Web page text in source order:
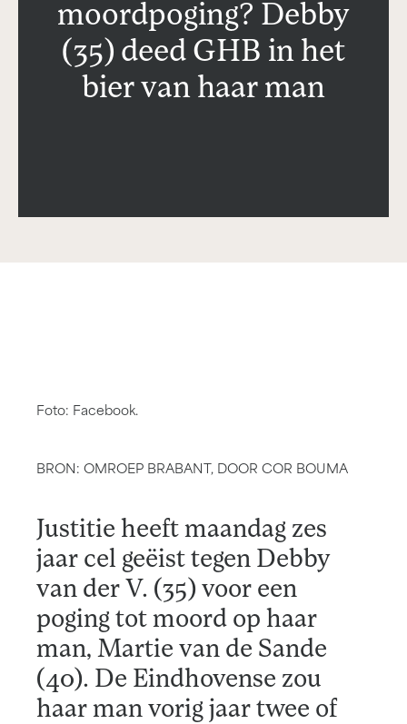
moordpoging? Debby
(35) deed GHB in het
bier van haar man
Foto: Facebook.
BRON: OMROEP BRABANT, DOOR COR BOUMA
Justitie heeft maandag zes
jaar cel geëist tegen Debby
van der V. (35) voor een
poging tot moord op haar
man, Martie van de Sande
(40). De Eindhovense zou
haar man vorig jaar twee of